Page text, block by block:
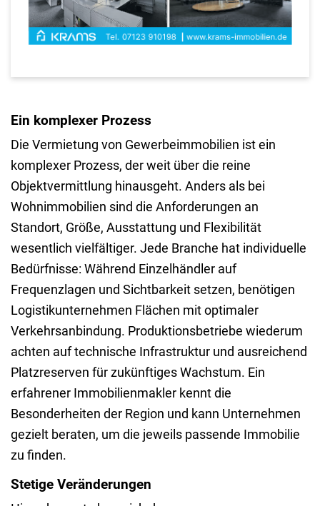
Ein komplexer Prozess
Die Vermietung von Gewerbeimmobilien ist ein
komplexer Prozess, der weit über die reine
Objektvermittlung hinausgeht. Anders als bei
Wohnimmobilien sind die Anforderungen an
Standort, Größe, Ausstattung und Flexibilität
wesentlich vielfältiger. Jede Branche hat individuelle
Bedürfnisse: Während Einzelhändler auf
Frequenzlagen und Sichtbarkeit setzen, benötigen
Logistikunternehmen Flächen mit optimaler
Verkehrsanbindung. Produktionsbetriebe wiederum
achten auf technische Infrastruktur und ausreichend
Platzreserven für zukünftiges Wachstum. Ein
erfahrener Immobilienmakler kennt die
Besonderheiten der Region und kann Unternehmen
gezielt beraten, um die jeweils passende Immobilie
zu finden.
Stetige Veränderungen